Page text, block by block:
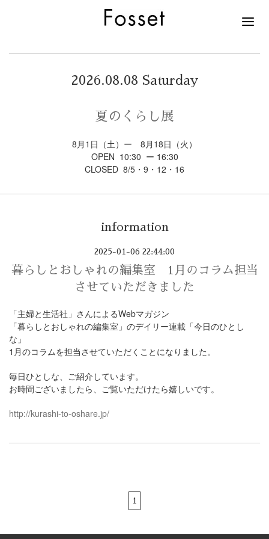
2026.08.08 Saturday
夏のくらし展
8月1日（土）ー 8月18日（火）
OPEN 10:30 ー 16:30
CLOSED 8/5・9・12・16
information
2025-01-06 22:44:00
暮らしとおしゃれの編集室 1月のコラム担当
させていただきました
「主婦と生活社」さんによるWebマガジン
「暮らしとおしゃれの編集室」のデイリー連載「今日のひとし
な」
1月のコラムを担当させていただくことになりました。
毎日ひとしな、ご紹介しています。
お時間ございましたら、ご覧いただけたら嬉しいです。
http://kurashi-to-oshare.jp/
1